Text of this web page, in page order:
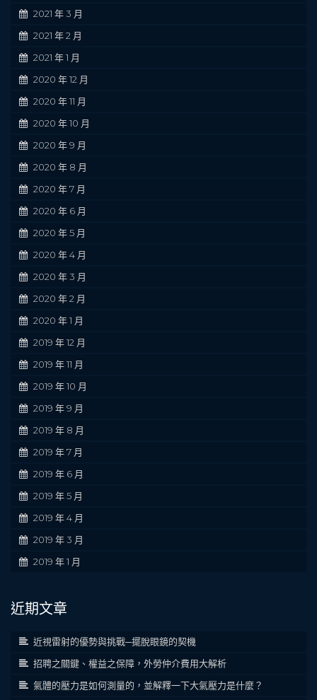
2021 年 3 月
2021 年 2 月
2021 年 1 月
2020 年 12 月
2020 年 11 月
2020 年 10 月
2020 年 9 月
2020 年 8 月
2020 年 7 月
2020 年 6 月
2020 年 5 月
2020 年 4 月
2020 年 3 月
2020 年 2 月
2020 年 1 月
2019 年 12 月
2019 年 11 月
2019 年 10 月
2019 年 9 月
2019 年 8 月
2019 年 7 月
2019 年 6 月
2019 年 5 月
2019 年 4 月
2019 年 3 月
2019 年 1 月
近期文章
近視雷射的優勢與挑戰─擺脫眼鏡的契機
招聘之關鍵、權益之保障，外勞仲介費用大解析
氣體的壓力是如何測量的，並解釋一下大氣壓力是什麼？